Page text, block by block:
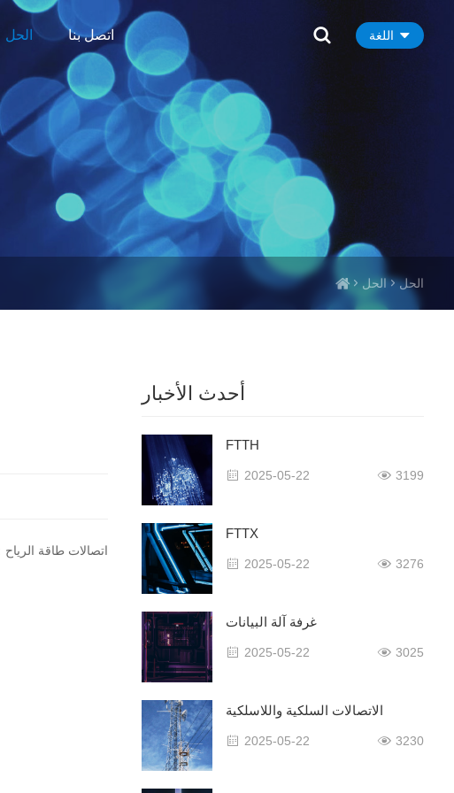
الحل اتصل بنا اللغة
الحل الحل
Next：اتصالات طاقة الرياح
أحدث الأخبار
FTTH
2025-05-22 3199
FTTX
2025-05-22 3276
غرفة آلة البيانات
2025-05-22 3025
الاتصالات السلكية واللاسلكية
2025-05-22 3230